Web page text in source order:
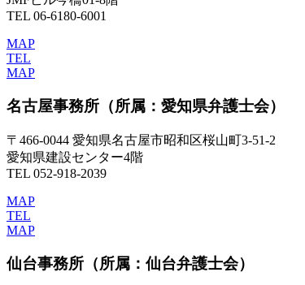
TEL 06-6180-6001
MAP
TEL
MAP
名古屋事務所 （所属：愛知県弁護士会）
〒466-0044 愛知県名古屋市昭和区桜山町3-51-2
愛知県建設センター4階
TEL 052-918-2039
MAP
TEL
MAP
仙台事務所 （所属：仙台弁護士会）